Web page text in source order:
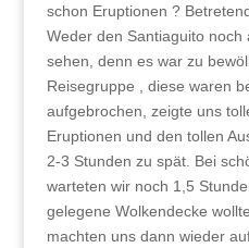
schon Eruptionen ?
Weder den Santiaguito
sehen, denn es war zu
Reisegruppe , diese waren
aufgebrochen, zeigte uns
Eruptionen und den tollen
2-3 Stunden zu spät. Bei
warteten wir noch 1,5
gelegene Wolkendecke
machten uns dann wieder